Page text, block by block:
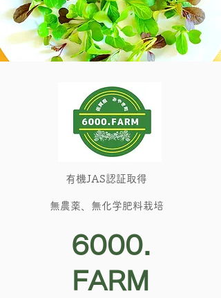
​有機JAS認証取得
​無農薬、無化学肥料栽培
​6000.
FARM